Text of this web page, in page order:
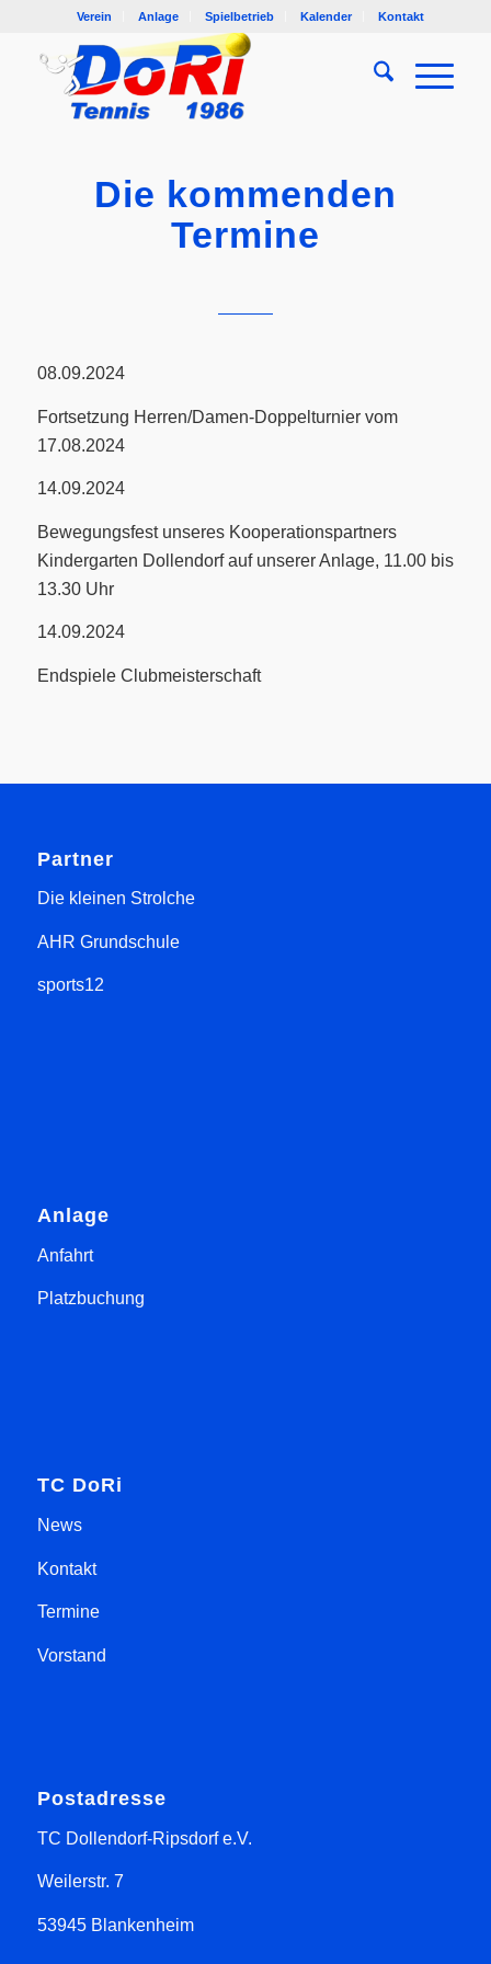
Verein Anlage Spielbetrieb Kalender Kontakt
Die kommenden
Termine
08.09.2024
Fortsetzung Herren/Damen-Doppelturnier vom
17.08.2024
14.09.2024
Bewegungsfest unseres Kooperationspartners
Kindergarten Dollendorf auf unserer Anlage, 11.00 bis
13.30 Uhr
14.09.2024
Endspiele Clubmeisterschaft
Partner
Die kleinen Strolche
AHR Grundschule
sports12
Anlage
Anfahrt
Platzbuchung
TC DoRi
News
Kontakt
Termine
Vorstand
Postadresse
TC Dollendorf-Ripsdorf e.V.
Weilerstr. 7
53945 Blankenheim